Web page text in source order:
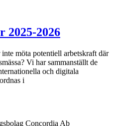
2025-2026
möta potentiell arbetskraft där
Vi har sammanställt de
och digitala
i
Concordia Ab